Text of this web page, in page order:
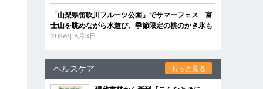
「山梨県笛吹川フルーツ公園」でサマーフェス 富
士山を眺めながら水遊び、季節限定の桃のかき氷も
2026年8月3日
ヘルスケア もっと見る